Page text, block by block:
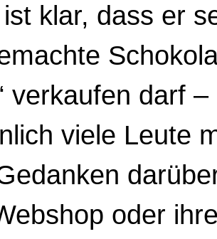
klar, dass er
verkaufen darf
viele Leute
oder